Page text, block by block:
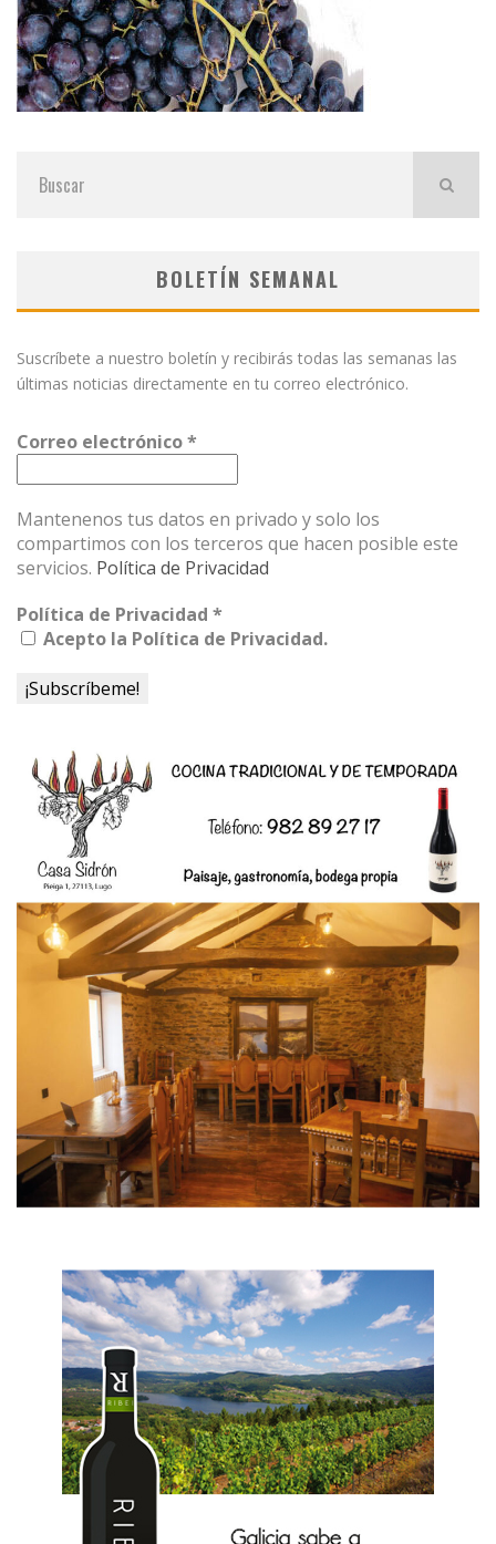
BOLETÍN SEMANAL
Suscríbete a nuestro boletín y recibirás todas las semanas las
últimas noticias directamente en tu correo electrónico.
Correo electrónico*
Mantenenos tus datos en privado y solo los
compartimos con los terceros que hacen posible este
servicios. Política de Privacidad
Política de Privacidad *
Acepto la Política de Privacidad.